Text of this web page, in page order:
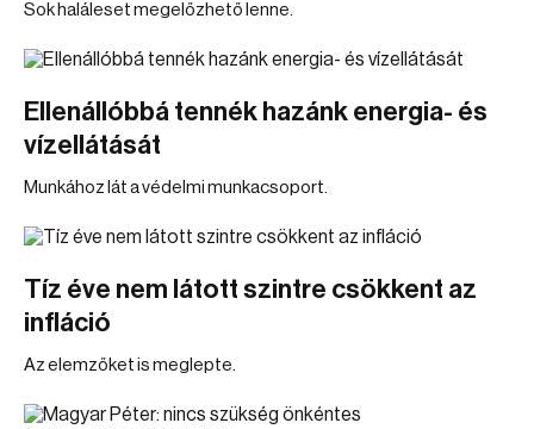
Sok haláleset megelőzhető lenne.
Ellenállóbbá tennék hazánk energia- és
vízellátását
Munkához lát a védelmi munkacsoport.
Tíz éve nem látott szintre csökkent az
infláció
Az elemzőket is meglepte.